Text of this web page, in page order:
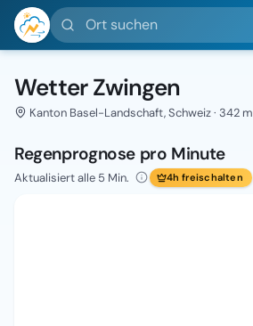
Ort suchen
Wetter Zwingen
Kanton Basel-Landschaft, Schweiz · 342 m
Regenprognose pro Minute
Aktualisiert alle 5 Min. 4h freischalten